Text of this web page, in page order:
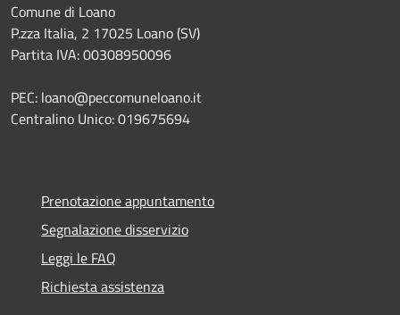
Comune di Loano
P.zza Italia, 2 17025 Loano (SV)
Partita IVA: 00308950096
PEC: loano@peccomuneloano.it
Centralino Unico: 019675694
Prenotazione appuntamento
Segnalazione disservizio
Leggi le FAQ
Richiesta assistenza